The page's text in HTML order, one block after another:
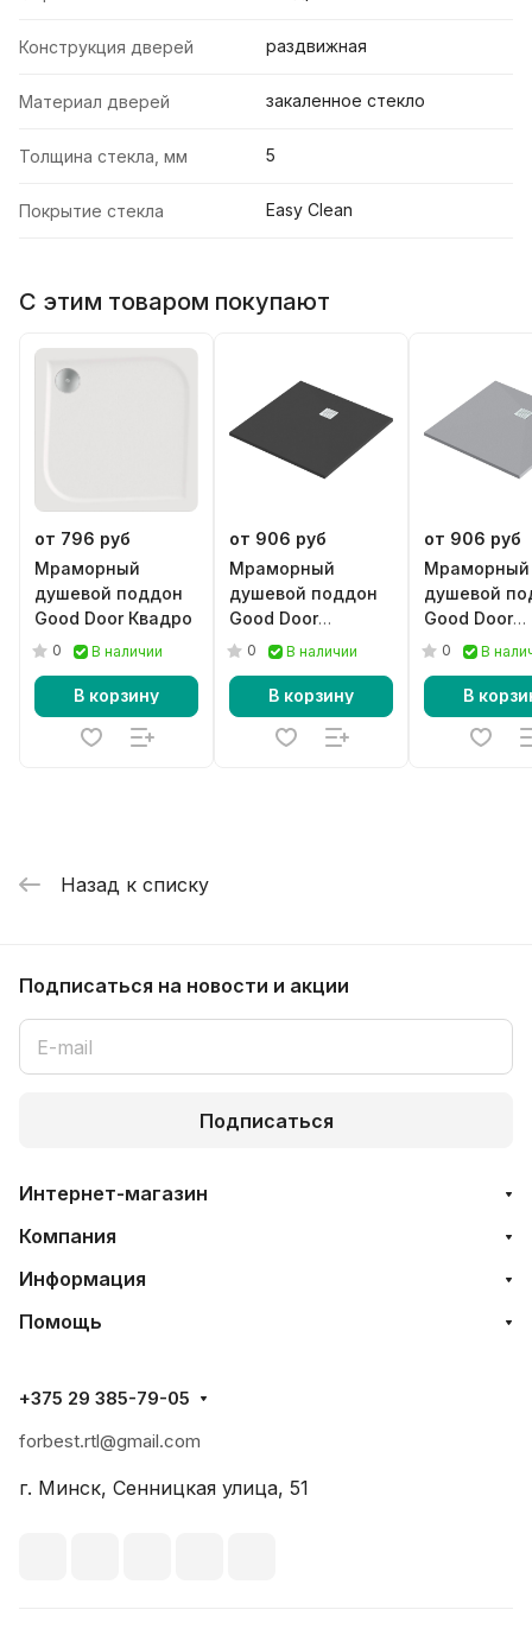
Конструкция дверей раздвижная
Материал дверей закаленное стекло
Толщина стекла, мм 5
Покрытие стекла Easy Clean
С этим товаром покупают
от 796 руб
Мраморный
душевой поддон
Good Door Квадро
0 В наличии
В корзину
от 906 руб
Мраморный
душевой поддон
Good Door
Essentia CR
0 В наличии
В корзину
от 906 руб
Мраморный
душевой
Good Door
Essentia CR
0 В
В
Назад к списку
Подписаться на новости и акции
Подписаться
Интернет-магазин
Компания
Информация
Помощь
+375 29 385-79-05
forbest.rtl@gmail.com
г. Минск, Сенницкая улица, 51